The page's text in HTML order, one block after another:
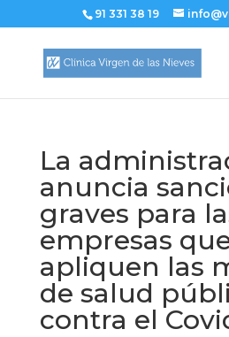
91 331 38 19
La
anuncia
graves para
empresas
apliquen las
de salud
contra el